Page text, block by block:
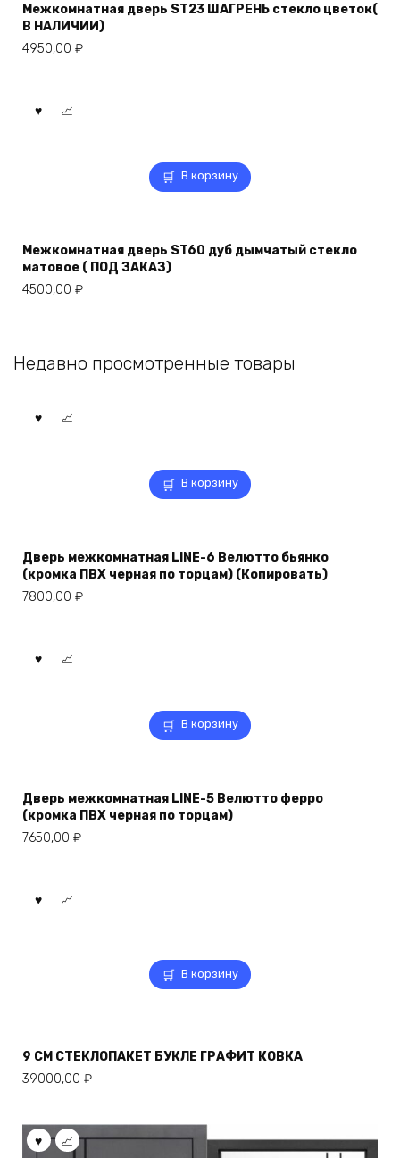
Межкомнатная дверь ST23 ШАГРЕНЬ стекло цветок(
В НАЛИЧИИ)
4950,00 ₽
В корзину
Межкомнатная дверь ST60 дуб дымчатый стекло
матовое ( ПОД ЗАКАЗ)
4500,00 ₽
Недавно просмотренные товары
В корзину
Дверь межкомнатная LINE-6 Велютто бьянко
(кромка ПВХ черная по торцам) (Копировать)
7800,00 ₽
В корзину
Дверь межкомнатная LINE-5 Велютто ферро
(кромка ПВХ черная по торцам)
7650,00 ₽
В корзину
9 СМ СТЕКЛОПАКЕТ БУКЛЕ ГРАФИТ КОВКА
39000,00 ₽